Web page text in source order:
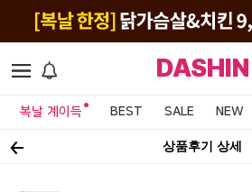
DASHIN
복날 계이득 BEST SALE NEW
상품후기 상세